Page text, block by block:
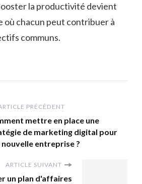
la productivité devient
où chacun peut contribuer à
communs.
PRÉCÉDENT
mettre en place une
de marketing digital pour
nouvelle entreprise ?
ARTICLE SUIVANT
un plan d'affaires